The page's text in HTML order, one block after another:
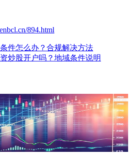
894.html
件怎么办？合规解决方法
炒股开户吗？地域条件说明